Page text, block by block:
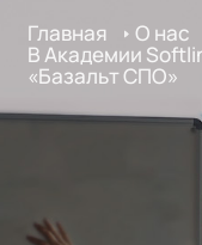
Главная О нас
В Академии
«Базальт СПО»